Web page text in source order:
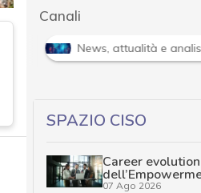
Canali
Attacchi hacker e
SPAZIO CISO
Career
07 Ago 2026